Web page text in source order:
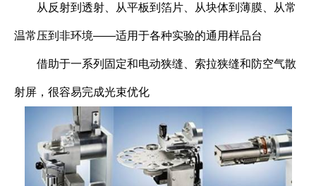
从反射到透射、从平板到箔片、从块体到薄膜、从常
温常压到非环境——适用于各种实验的通用样品台
借助于一系列固定和电动狭缝、索拉狭缝和防空气散
射屏，很容易完成光束优化